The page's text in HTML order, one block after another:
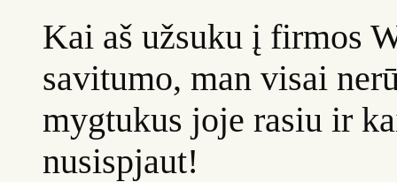
Kai aš užsuku į firmos
savitumo, man visai
mygtukus joje rasiu ir
nusispjaut!